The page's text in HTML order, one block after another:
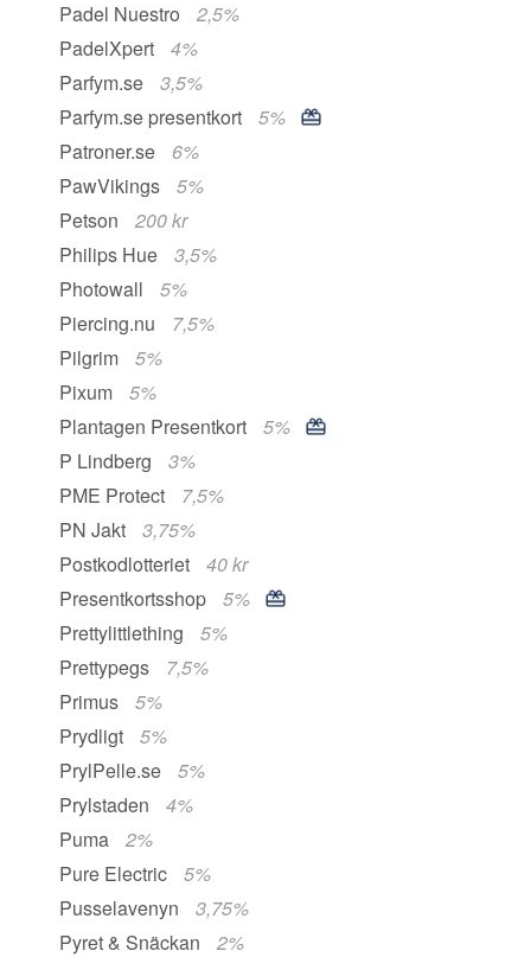
Padel Nuestro
2,5%
PadelXpert
4%
Parfym.se
3,5%
Parfym.se presentkort
5%
Patroner.se
6%
PawVikings
5%
Petson
200 kr
Philips Hue
3,5%
Photowall
5%
Piercing.nu
7,5%
Pilgrim
5%
Pixum
5%
Plantagen Presentkort
5%
P Lindberg
3%
PME Protect
7,5%
PN Jakt
3,75%
Postkodlotteriet
40 kr
Presentkortsshop
5%
Prettylittlething
5%
Prettypegs
7,5%
Primus
5%
Prydligt
5%
PrylPelle.se
5%
Prylstaden
4%
Puma
2%
Pure Electric
5%
Pusselavenyn
3,75%
Pyret & Snäckan
2%